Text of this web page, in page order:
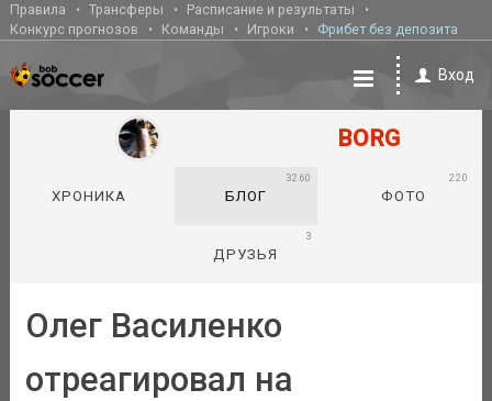
Правила Трансферы
Расписание и результаты
Конкурс прогнозов
Команды Игроки Фрибет без депозита
Вход
BORG
ХРОНИКА БЛОГ
3260
ФОТО
220
ДРУЗЬЯ
3
Олег Василенко
отреагировал на